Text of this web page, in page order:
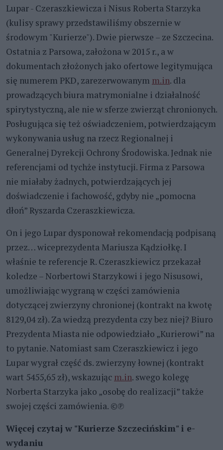
Lupar - Czeraszkiewicza i Nisus Roberta Starzyka
(kulisy sprawy przedstawiliśmy obszernie w
środowym "Kurierze"). Dwie pierwsze – ze Szczecina.
Ostatnia z Parsowa, założona w 2015 r., a w
dokumentach złożonych jako ofertowe legitymująca
się numerem PKD, zarezerwowanym m.in. dla
prowadzących biura matrymonialne i działalność
spirytystyczną, ale nie w sferze zwierząt chronionych.
Posługująca się też oświadczeniem, potwierdzającym
wykonywania usług na rzecz Regionalnej i
Generalnej Dyrekcji Ochrony Środowiska. Jednak nie
referencjami od tychże instytucji. Firma z Parsowa
nie miałaby żadnych, potwierdzających jej
doświadczenie i fachowość, gdyby nie „pomocna
dłoń” Ryszarda Czeraszkiewicza.
On i jego Lupar dysponował rekomendacją podpisaną
przez… wiceprezydenta Mariusza Kądziołkę. I
właśnie te referencje R. Czeraszkiewicz przekazał
koledze – Norbertowi Starzykowi i jego Nisusowi,
umożliwiając wygraną w części zamówienia
dotyczącej zwierzyny chronionej (kontrakt na kwotę
8129,04 zł). Za wiedzą prezydenta czy bez niej? Biuro
Prezydenta Miasta nie odpowiedziało „Kurierowi” na
to pytanie. Natomiast sam Czeraszkiewicz i jego
Lupar wygrał część ds. zwierzyny łownej (kontrakt
wart 5455,65 zł), wskazując m.in. swego kolegę
Norberta Starzyka jako „osobę do realizacji” także
swojej części zamówienia. ©℗
Więcej czytaj w "Kurierze Szczecińskim" i e-
wydaniu